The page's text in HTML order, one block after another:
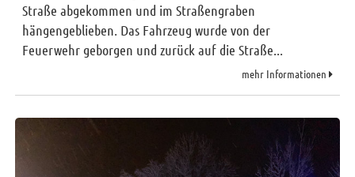
Straße abgekommen und im Straßengraben
hängengeblieben. Das Fahrzeug wurde von der
Feuerwehr geborgen und zurück auf die Straße...
mehr Informationen